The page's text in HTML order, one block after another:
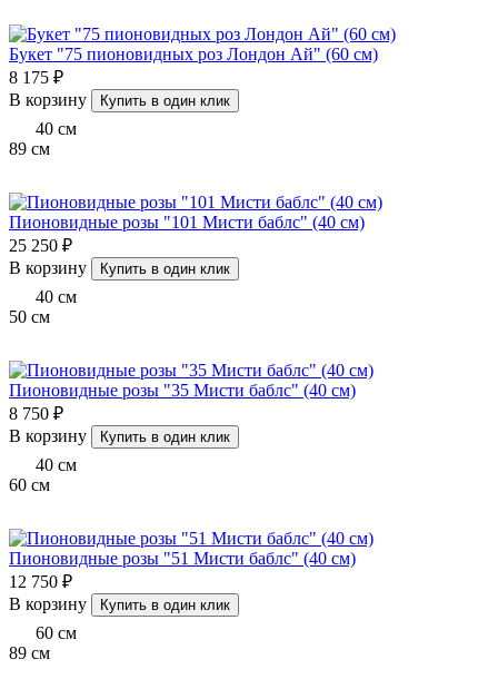
Букет "75 пионовидных роз Лондон Ай" (60 см)
8 175 ₽
В корзину
Купить в один клик
40 см
89 см
Пионовидные розы "101 Мисти баблс" (40 см)
25 250 ₽
В корзину
Купить в один клик
40 см
50 см
Пионовидные розы "35 Мисти баблс" (40 см)
8 750 ₽
В корзину
Купить в один клик
40 см
60 см
Пионовидные розы "51 Мисти баблс" (40 см)
12 750 ₽
В корзину
Купить в один клик
60 см
89 см